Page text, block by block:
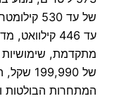
של עד
עד 446
מתקדמת, שימושיות
המתחרות הבולטות